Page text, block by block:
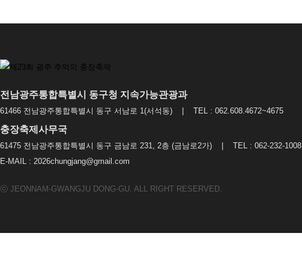
전남광주통합특별시 동구청 지속가능관광과
61466 전남광주통합특별시 동구 서남로 1(서석동) | TEL : 062.608.4672~4675
충장축제사무국
61475 전남광주통합특별시 동구 금남로 231, 2층 (금남로2가) | TEL : 062-232-1008
E-MAIL : 2026chungjang@gmail.com
ⓒ JEONNAM-GWANGJU DONG-GU. ALL RIGHT RESERVED.